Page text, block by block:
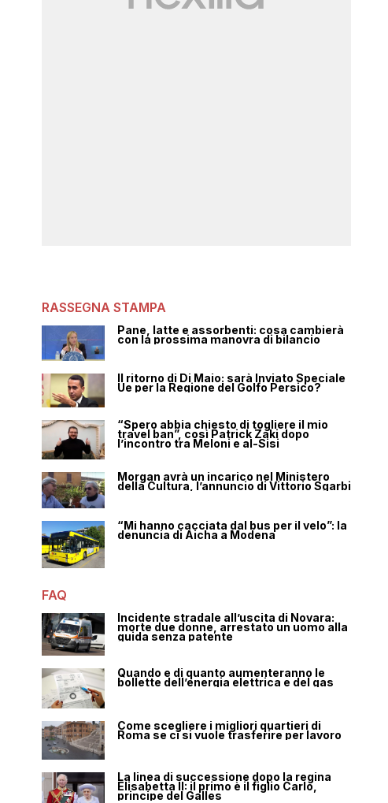
RASSEGNA STAMPA
Pane, latte e assorbenti: cosa cambierà
con la prossima manovra di bilancio
Il ritorno di Di Maio: sarà Inviato Speciale
Ue per la Regione del Golfo Persico?
“Spero abbia chiesto di togliere il mio
travel ban”, così Patrick Zaki dopo
l’incontro tra Meloni e al-Sisi
Morgan avrà un incarico nel Ministero
della Cultura, l’annuncio di Vittorio Sgarbi
“Mi hanno cacciata dal bus per il velo”: la
denuncia di Aicha a Modena
FAQ
Incidente stradale all’uscita di Novara:
morte due donne, arrestato un uomo alla
guida senza patente
Quando e di quanto aumenteranno le
bollette dell’energia elettrica e del gas
Come scegliere i migliori quartieri di
Roma se ci si vuole trasferire per lavoro
La linea di successione dopo la regina
Elisabetta II: il primo è il figlio Carlo,
principe del Galles